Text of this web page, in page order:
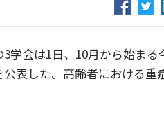
会は1日、10月から始まる
表した。高齢者における重